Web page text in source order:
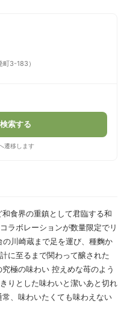
3-183）
索する
遷移します
食界の重鎮として君臨する和
ラボレーションが数量限定でリ
川崎蔵まで足を運び、種麴か
に至るまで関わって醸された
極の味わい 控えめな苺のよう
りとした味わいと潔いあと切れ
、味わいたくても味わえない